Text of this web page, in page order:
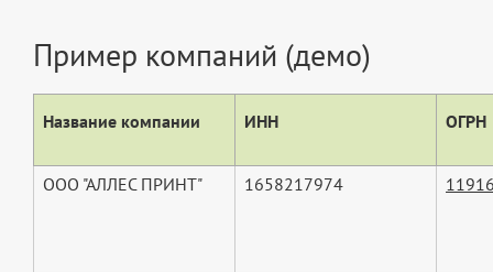
Пример компаний (демо)
Название компании ИНН ОГРН
ООО "АЛЛЕС ПРИНТ" 1658217974